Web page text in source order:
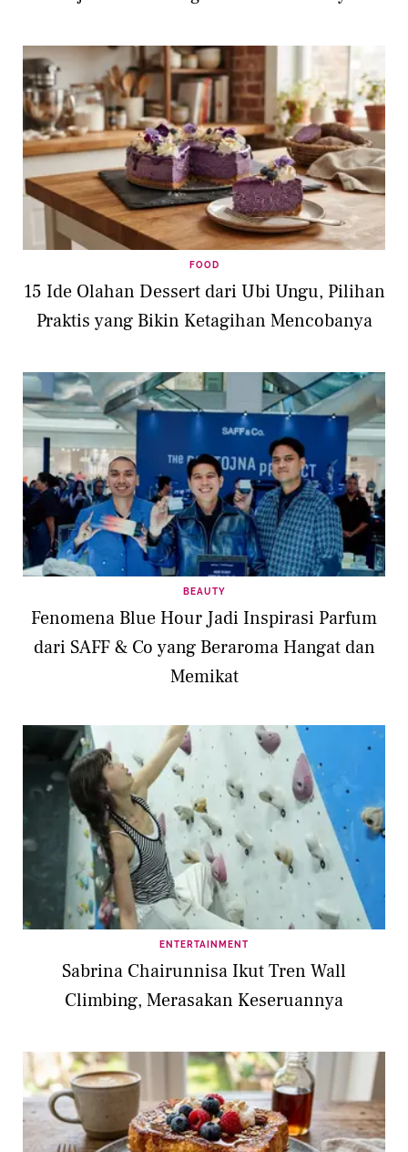
FOOD
15 Ide Olahan Dessert dari Ubi Ungu, Pilihan
Praktis yang Bikin Ketagihan Mencobanya
BEAUTY
Fenomena Blue Hour Jadi Inspirasi Parfum
dari SAFF & Co yang Beraroma Hangat dan
Memikat
ENTERTAINMENT
Sabrina Chairunnisa Ikut Tren Wall
Climbing, Merasakan Keseruannya